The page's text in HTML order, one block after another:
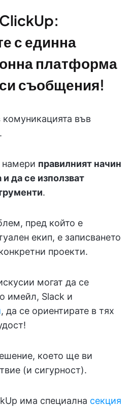
с единна
платформа
съобщения!
комуникацията във
правилният начин
да се използват
.
пред който е
екип, е записването
проекти.
могат да се
имейл, Slack и
, да се ориентирате в тях
което ще ви
(и сигурност).
има специална секция